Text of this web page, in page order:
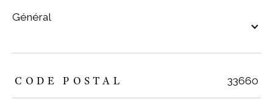
général
TRAD_ZEPHYR_Caracteristique TRAD_ZEPHYR_Valeurs
CODE POSTAL 33660